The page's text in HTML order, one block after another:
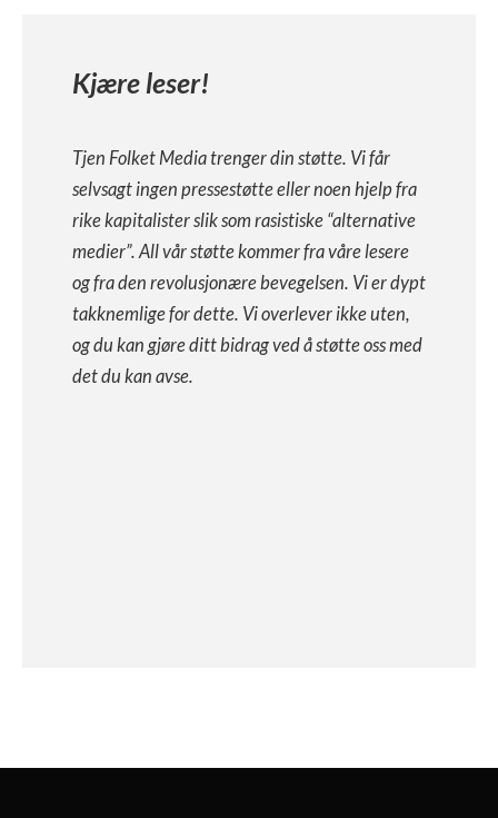
Kjære leser!
Tjen Folket Media trenger din støtte. Vi får
selvsagt ingen pressestøtte eller noen hjelp fra
rike kapitalister slik som rasistiske “alternative
medier”. All vår støtte kommer fra våre lesere
og fra den revolusjonære bevegelsen. Vi er dypt
takknemlige for dette. Vi overlever ikke uten,
og du kan gjøre ditt bidrag ved å støtte oss med
det du kan avse.